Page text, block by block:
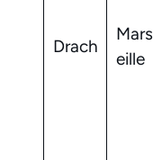
Drach
Mars
eille